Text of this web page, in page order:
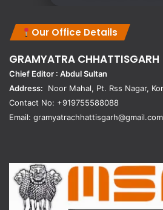
Our Office Details
GRAMYATRA CHHATTISGARH
Chief Editor : Abdul Sultan
Address: Noor Mahal, Pt. Rss Nagar,
Contact No: +919755588088
Email: gramyatrachhattisgarh@gmail.com